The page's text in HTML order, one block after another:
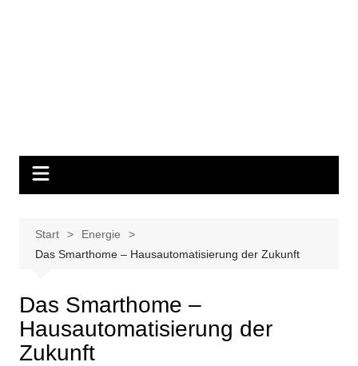
Start
Energie
Das Smarthome – Hausautomatisierung der Zukunft
Das Smarthome –
Hausautomatisierung der
Zukunft